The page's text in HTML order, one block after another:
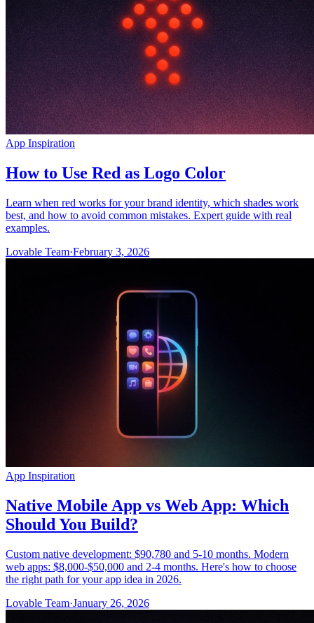
App Inspiration
How to Use Red as Logo Color
Learn when red works for your brand identity, which shades work
best, and how to avoid common mistakes. Expert guide with real
examples.
Lovable Team·February 3, 2026
App Inspiration
Native Mobile App vs Web App: Which
Should You Build?
Custom native development: $90,780 and 5-10 months. Modern
web apps: $8,000-$50,000 and 2-4 months. Here's how to choose
the right path for your app idea in 2026.
Lovable Team·January 26, 2026